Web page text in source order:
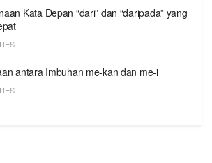
Kata Depan “dari” dan “daripada” yang
antara Imbuhan me-kan dan me-i